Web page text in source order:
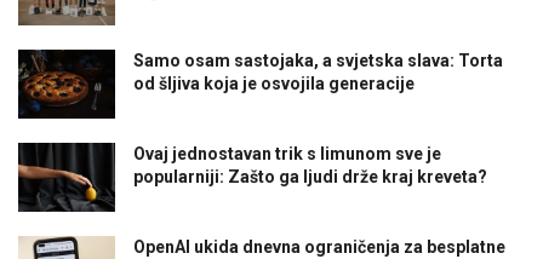
Samo osam sastojaka, a svjetska slava: Torta
od šljiva koja je osvojila generacije
Ovaj jednostavan trik s limunom sve je
popularniji: Zašto ga ljudi drže kraj kreveta?
OpenAI ukida dnevna ograničenja za besplatne